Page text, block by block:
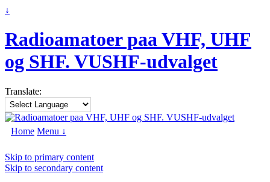
↓
Radioamatoer paa VHF, UHF
og SHF. VUSHF-udvalget
Translate:
Home Menu ↓
Skip to primary content
Skip to secondary content